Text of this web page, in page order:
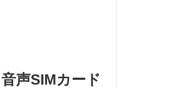
声SIMカード